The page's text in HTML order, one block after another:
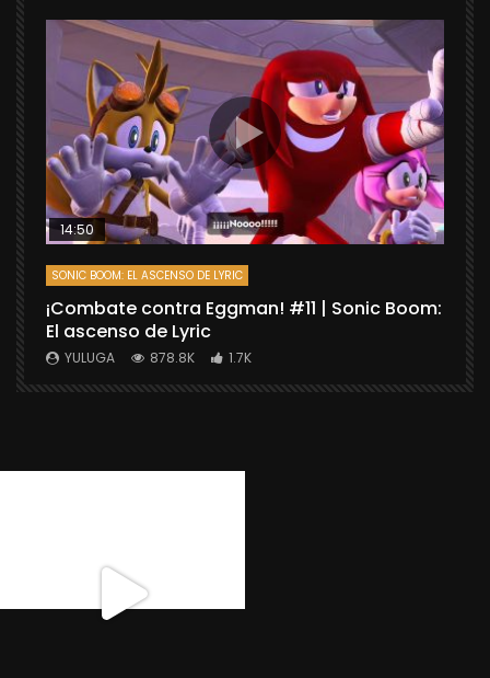
14:50
SONIC BOOM: EL ASCENSO DE LYRIC
¡Combate contra Eggman! #11 | Sonic Boom:
El ascenso de Lyric
YULUGA 878.8K 1.7K